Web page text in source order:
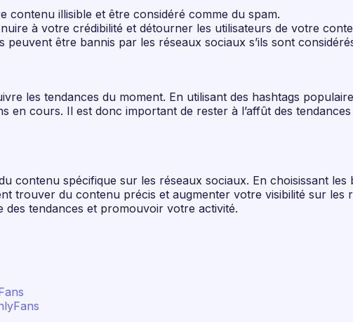
contenu illisible et être considéré comme du spam.
à votre crédibilité et détourner les utilisateurs de votre
peuvent être bannis par les réseaux sociaux s’ils sont
les tendances du moment. En utilisant des hashtags
cours. Il est donc important de rester à l’affût des
contenu spécifique sur les réseaux sociaux. En choisissant
trouver du contenu précis et augmenter votre visibilité sur les
tendances et promouvoir votre activité.